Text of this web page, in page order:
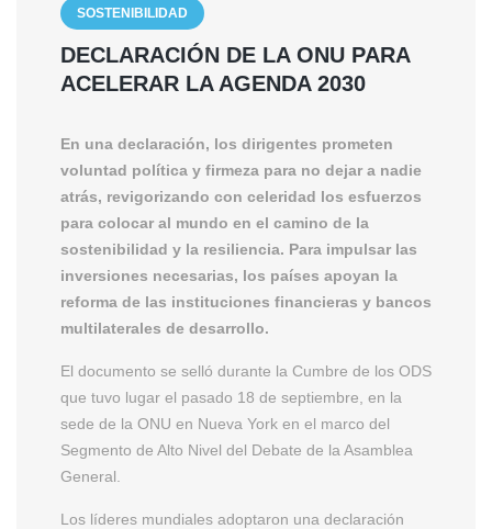
SOSTENIBILIDAD
DECLARACIÓN DE LA ONU PARA
ACELERAR LA AGENDA 2030
En una declaración, los dirigentes prometen
voluntad política y firmeza para no dejar a nadie
atrás, revigorizando con celeridad los esfuerzos
para colocar al mundo en el camino de la
sostenibilidad y la resiliencia. Para impulsar las
inversiones necesarias, los países apoyan la
reforma de las instituciones financieras y bancos
multilaterales de desarrollo.
El documento se selló durante la Cumbre de los ODS
que tuvo lugar el pasado 18 de septiembre, en la
sede de la ONU en Nueva York en el marco del
Segmento de Alto Nivel del Debate de la Asamblea
General.
Los líderes mundiales adoptaron una declaración